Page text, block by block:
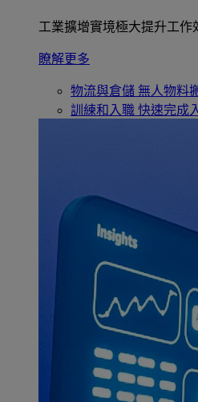
工業擴增實境極大提升工作
瞭解更多
物流與倉儲 無人物料
訓練和入職 快速完成